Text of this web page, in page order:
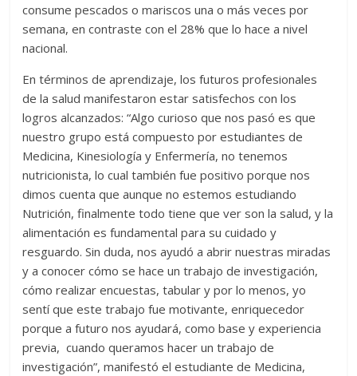
consume pescados o mariscos una o más veces por
semana, en contraste con el 28% que lo hace a nivel
nacional.
En términos de aprendizaje, los futuros profesionales
de la salud manifestaron estar satisfechos con los
logros alcanzados: “Algo curioso que nos pasó es que
nuestro grupo está compuesto por estudiantes de
Medicina, Kinesiología y Enfermería, no tenemos
nutricionista, lo cual también fue positivo porque nos
dimos cuenta que aunque no estemos estudiando
Nutrición, finalmente todo tiene que ver son la salud, y la
alimentación es fundamental para su cuidado y
resguardo. Sin duda, nos ayudó a abrir nuestras miradas
y a conocer cómo se hace un trabajo de investigación,
cómo realizar encuestas, tabular y por lo menos, yo
sentí que este trabajo fue motivante, enriquecedor
porque a futuro nos ayudará, como base y experiencia
previa, cuando queramos hacer un trabajo de
investigación”, manifestó el estudiante de Medicina,